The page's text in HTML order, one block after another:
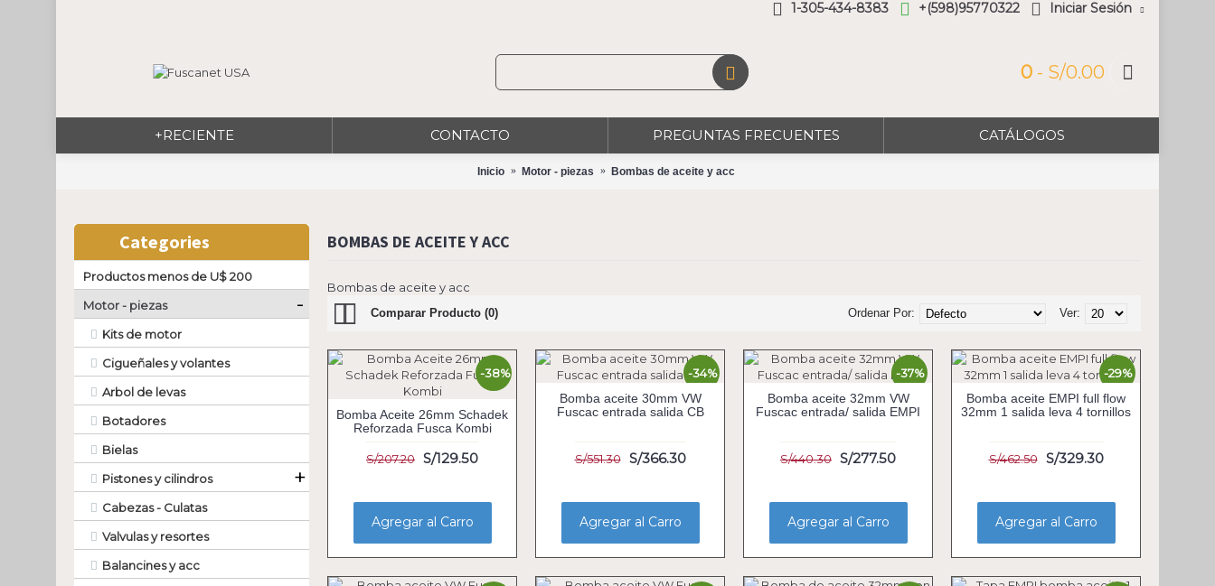
1-305-434-8383 +(598)95770322 Iniciar Sesión
0 - S/0.00
+RECIENTE CONTACTO PREGUNTAS FRECUENTES CATÁLOGOS
Inicio Motor - piezas Bombas de aceite y acc
Categories
Productos menos de U$ 200
Motor - piezas
-
Kits de motor
Cigueñales y volantes
Arbol de levas
Botadores
Bielas
Pistones y cilindros
+
Cabezas - Culatas
Valvulas y resortes
Balancines y acc
BOMBAS DE ACEITE Y ACC
Bombas de aceite y acc
Comparar Producto (0) Ver:
Ordenar Por:
-38%
Bomba Aceite 26mm Schadek
Reforzada Fusca Kombi
S/207.20 S/129.50
Agregar al Carro
-34%
Bomba aceite 30mm VW
Fuscac entrada salida CB
S/551.30 S/366.30
Agregar al Carro
-37%
Bomba aceite 32mm VW
Fuscac entrada/ salida EMPI
S/440.30 S/277.50
Agregar al Carro
-29%
Bomba aceite EMPI full flow
32mm 1 salida leva 4 tornillos
S/462.50 S/329.30
Agregar al Carro